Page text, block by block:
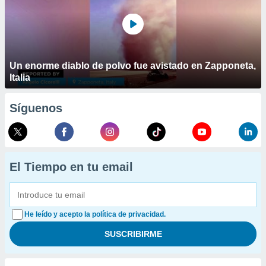
Un enorme diablo de polvo fue avistado en Zapponeta,
Italia
Síguenos
El Tiempo en tu email
He leído y acepto la política de privacidad.